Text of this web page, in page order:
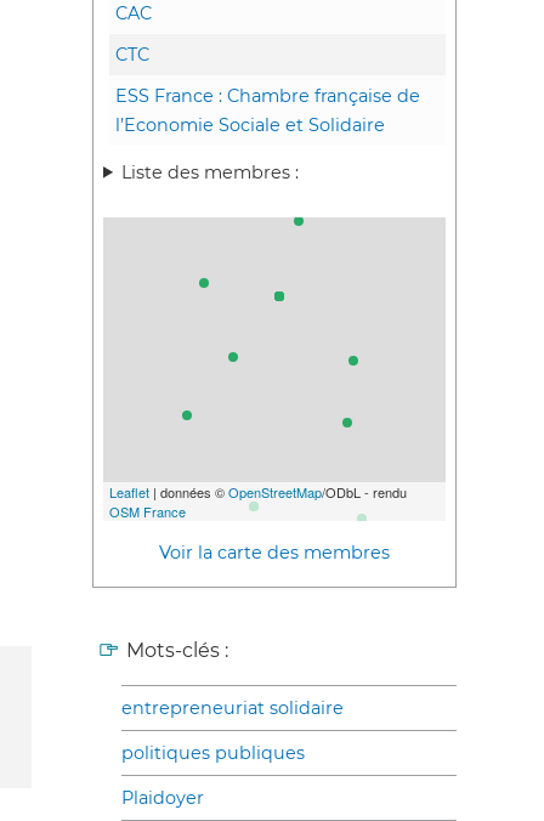
CAC
CTC
ESS France : Chambre française de
l’Economie Sociale et Solidaire
Liste des membres :
Leaflet | données ©OpenStreetMap/ODbL - rendu
OSM France
Voir la carte des membres
Mots-clés :
entrepreneuriat solidaire
politiques publiques
Plaidoyer